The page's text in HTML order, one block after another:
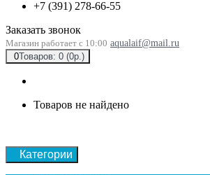
+7 (391) 278-66-55
Заказать звонок
Магазин работает с 10:00 aqualaif@mail.ru
0Товаров: 0 (0р.)
Товаров не найдено
Категории